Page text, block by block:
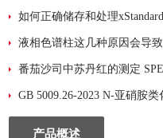
如何正确储存和处理
液相色谱柱这几种原因会导
番茄沙司中苏丹红的测定
产品概述